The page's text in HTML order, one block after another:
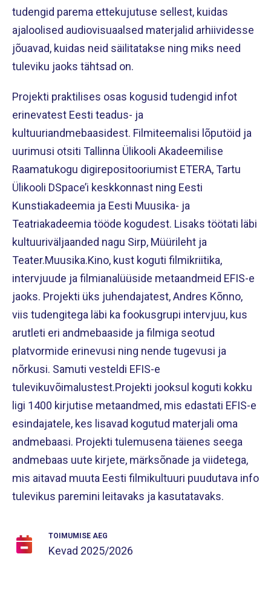
tudengid parema ettekujutuse sellest, kuidas
ajaloolised audiovisuaalsed materjalid arhiividesse
jõuavad, kuidas neid säilitatakse ning miks need
tuleviku jaoks tähtsad on.
Projekti praktilises osas kogusid tudengid infot
erinevatest Eesti teadus- ja
kultuuriandmebaasidest. Filmiteemalisi lõputöid ja
uurimusi otsiti Tallinna Ülikooli Akadeemilise
Raamatukogu digirepositooriumist ETERA, Tartu
Ülikooli DSpace’i keskkonnast ning Eesti
Kunstiakadeemia ja Eesti Muusika- ja
Teatriakadeemia tööde kogudest. Lisaks töötati läbi
kultuuriväljaanded nagu Sirp, Müürileht ja
Teater.Muusika.Kino, kust koguti filmikriitika,
intervjuude ja filmianalüüside metaandmeid EFIS-e
jaoks. Projekti üks juhendajatest, Andres Kõnno,
viis tudengitega läbi ka fookusgrupi intervjuu, kus
arutleti eri andmebaaside ja filmiga seotud
platvormide erinevusi ning nende tugevusi ja
nõrkusi. Samuti vesteldi EFIS-e
tulevikuvõimalustest.Projekti jooksul koguti kokku
ligi 1400 kirjutise metaandmed, mis edastati EFIS-e
esindajatele, kes lisavad kogutud materjali oma
andmebaasi. Projekti tulemusena täienes seega
andmebaas uute kirjete, märksõnade ja viidetega,
mis aitavad muuta Eesti filmikultuuri puudutava info
tulevikus paremini leitavaks ja kasutatavaks.
TOIMUMISE AEG
Kevad 2025/2026